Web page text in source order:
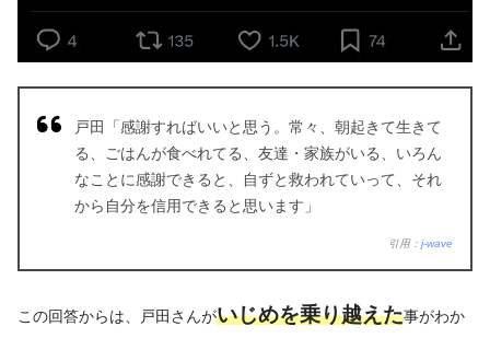
戸田「感謝すればいいと思う。常々、朝起きて生きて
る、ごはんが食べれてる、友達・家族がいる、いろん
なことに感謝できると、自ずと救われていって、それ
から自分を信用できると思います」
引用： j-wave
この回答からは、戸田さんがいじめを乗り越えた事がわか